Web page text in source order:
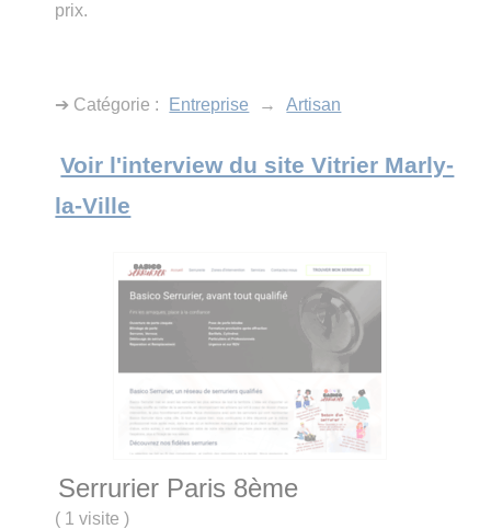
prix.
➔ Catégorie : Entreprise → Artisan
Voir l'interview du site Vitrier Marly-
la-Ville
Serrurier Paris 8ème
( 1 visite)